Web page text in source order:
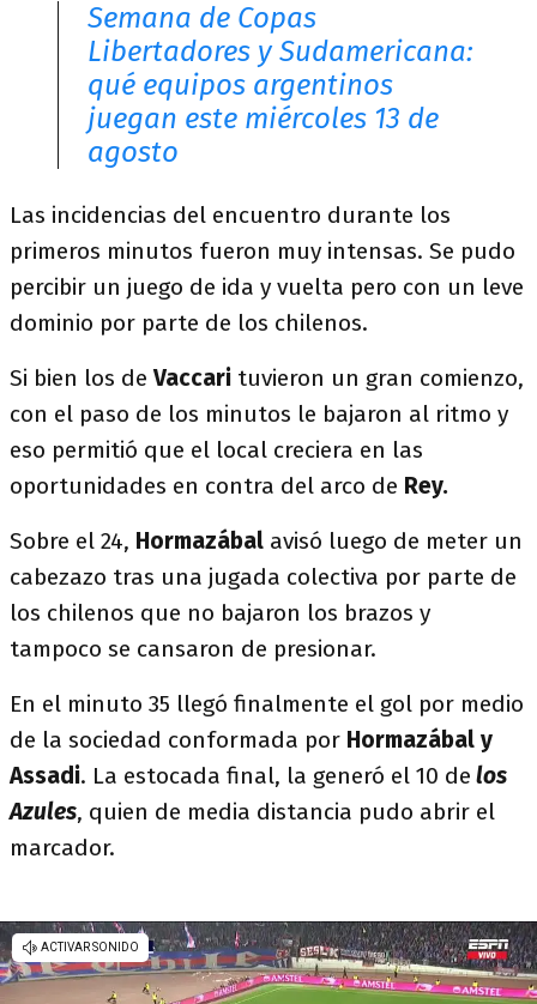
Semana de Copas
Libertadores y Sudamericana:
qué equipos argentinos
juegan este miércoles 13 de
agosto
Las incidencias del encuentro durante los
primeros minutos fueron muy intensas. Se pudo
percibir un juego de ida y vuelta pero con un leve
dominio por parte de los chilenos.
Si bien los deVaccari tuvieron un gran comienzo,
con el paso de los minutos le bajaron al ritmo y
eso permitió que el local creciera en las
oportunidades en contra del arco de Rey.
Sobre el 24, Hormazábal avisó luego de meter un
cabezazo tras una jugada colectiva por parte de
los chilenos que no bajaron los brazos y
tampoco se cansaron de presionar.
En el minuto 35 llegó finalmente el gol por medio
de la sociedad conformada por Hormazábal y
Assadi. La estocada final, la generó el 10 de los
Azules, quien de media distancia pudo abrir el
marcador.